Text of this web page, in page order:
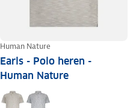
Human Nature
Earls - Polo heren -
Human Nature